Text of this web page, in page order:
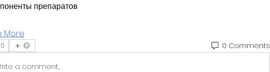
препаратов.
More
0 0 Comments
a comment...